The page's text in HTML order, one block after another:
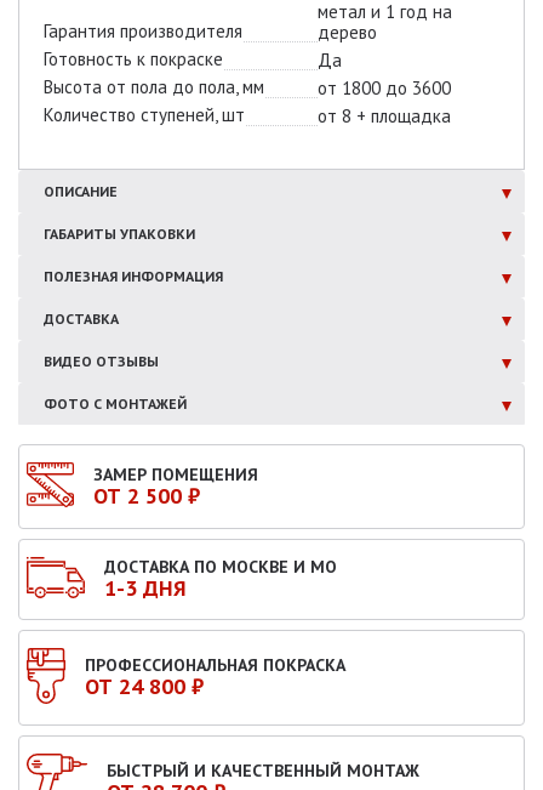
Гарантия производителя
метал и 1 год на
дерево
Готовность к покраске
Да
Высота от пола до пола, мм
от 1800 до 3600
Количество ступеней, шт
от 8 + площадка
ОПИСАНИЕ
ГАБАРИТЫ УПАКОВКИ
ПОЛЕЗНАЯ ИНФОРМАЦИЯ
ДОСТАВКА
ВИДЕО ОТЗЫВЫ
ФОТО С МОНТАЖЕЙ
ЗАМЕР ПОМЕЩЕНИЯ
ОТ 2 500 ₽
ДОСТАВКА ПО МОСКВЕ И МО
1-3 ДНЯ
ПРОФЕССИОНАЛЬНАЯ ПОКРАСКА
ОТ 24 800 ₽
БЫСТРЫЙ И КАЧЕСТВЕННЫЙ МОНТАЖ